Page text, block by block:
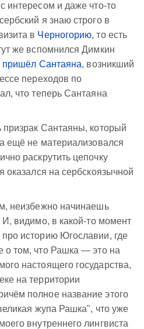
интересом и даже что-то
я знаю строго в
в Черногорию, то есть
же вспомнился Димкин
пришёл Сантаяна, возникший
переходов по
что теперь Сантаяна
Сантаяны, который
ещё не материализовался
раскрутить цепочку
оказался на сербскоязычной
неизбежно начинаешь
И, видимо, в какой-то момент
историю Югославии, где
о том, что Рашка — это на
настоящего государства,
на территории
полное название этого
жупа Рашка", что уже
внутреннего лингвиста